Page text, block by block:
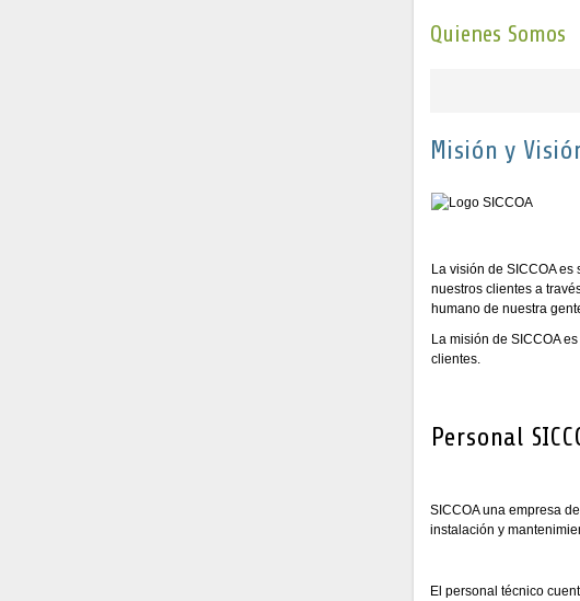
Quienes Somos
Misión y
La visión de SICCOA
nuestros clientes a
humano de nuestra
La misión de SICCOA
clientes.
Personal
SICCOA una empresa
instalación y
El personal técnico